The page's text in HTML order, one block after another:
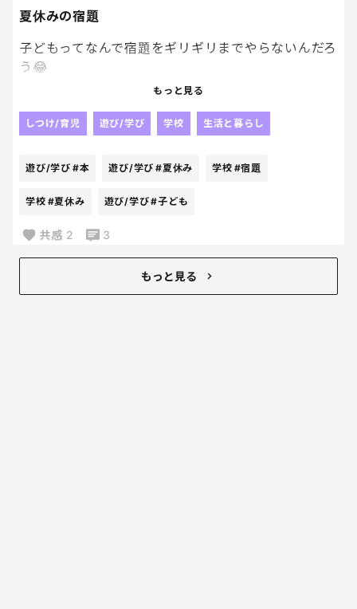
夏休みの宿題
子どもってなんで宿題をギリギリまでやらないんだろ
う😂
思うんだけど、
んだけど😂
みんなのお子さんはコツコツやるタイプ？
それとも最後に追い込むタイプ？
もっと見る
しつけ/育児 遊び/学び 学校 生活と暮らし
遊び/学び #本 遊び/学び #夏休み 学校 #宿題
学校 #夏休み 遊び/学び#子ども
共感 2 3
もっと見る